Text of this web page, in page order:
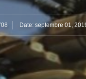
Date: septembre 01,